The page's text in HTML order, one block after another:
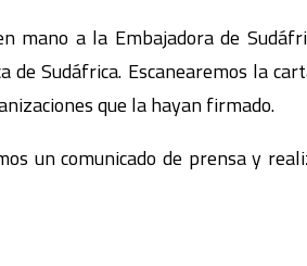
mano a la Embajadora de
de Sudáfrica. Escanearemos la
que la hayan firmado.
un comunicado de prensa y